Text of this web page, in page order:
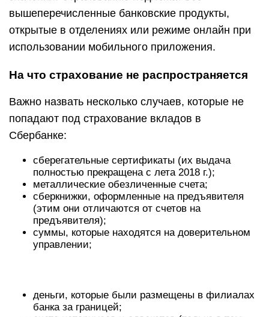
вышеперечисленные банковские продукты,
открытые в отделениях или режиме онлайн при
использовании мобильного приложения.
На что страхование не распространяется
Важно назвать несколько случаев, которые не
попадают под страхование вкладов в
Сбербанке:
сберегательные сертификаты (их выдача
полностью прекращена с лета 2018 г.);
металлические обезличенные счета;
сберкнижки, оформленные на предъявителя
(этим они отличаются от счетов на
предъявителя);
суммы, которые находятся на доверительном
управлении;
деньги, которые были размещены в филиалах
банка за границей;